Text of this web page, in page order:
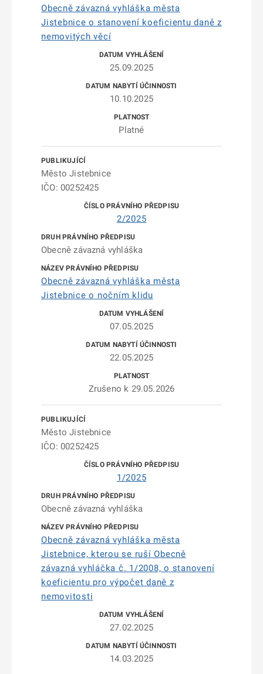
Obecně závazná vyhláška města
Jistebnice o stanovení koeficientu daně z
nemovitých věcí
25.09.2025
10.10.2025
Platné
Město Jistebnice
IČO: 00252425
2/2025
Obecně závazná vyhláška
Obecně závazná vyhláška města
Jistebnice o nočním klidu
07.05.2025
22.05.2025
Zrušeno k 29.05.2026
Město Jistebnice
IČO: 00252425
1/2025
Obecně závazná vyhláška
Obecně závazná vyhláška města
Jistebnice, kterou se ruší Obecně
závazná vyhláčka č. 1/2008, o stanovení
koeficientu pro výpočet daně z
nemovitosti
27.02.2025
14.03.2025